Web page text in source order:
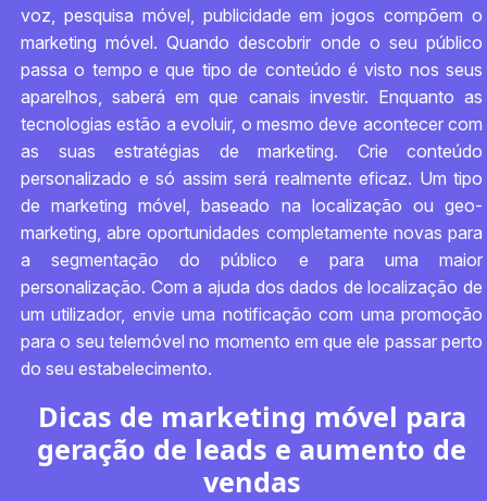
voz, pesquisa móvel, publicidade em jogos compõem o
marketing móvel. Quando descobrir onde o seu público
passa o tempo e que tipo de conteúdo é visto nos seus
aparelhos, saberá em que canais investir. Enquanto as
tecnologias estão a evoluir, o mesmo deve acontecer com
as suas estratégias de marketing. Crie conteúdo
personalizado e só assim será realmente eficaz. Um tipo
de marketing móvel, baseado na localização ou geo-
marketing, abre oportunidades completamente novas para
a segmentação do público e para uma maior
personalização. Com a ajuda dos dados de localização de
um utilizador, envie uma notificação com uma promoção
para o seu telemóvel no momento em que ele passar perto
do seu estabelecimento.
Dicas de marketing móvel para
geração de leads e aumento de
vendas